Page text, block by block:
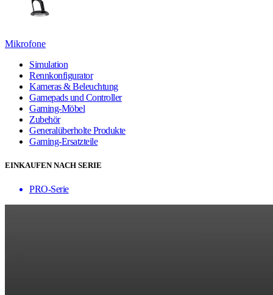
Mikrofone
Simulation
Rennkonfigurator
Kameras & Beleuchtung
Gamepads und Controller
Gaming-Möbel
Zubehör
Generalüberholte Produkte
Gaming-Ersatzteile
EINKAUFEN NACH SERIE
PRO-Serie